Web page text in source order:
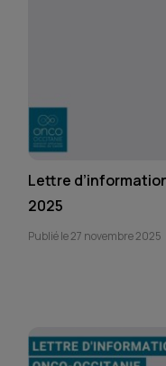
Lettre
2025
Publié le 27 novembre 2025